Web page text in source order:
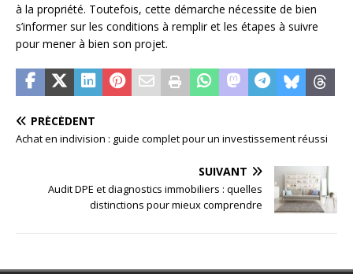
à la propriété. Toutefois, cette démarche nécessite de bien
s’informer sur les conditions à remplir et les étapes à suivre
pour mener à bien son projet.
PRÉCÉDENT
Achat en indivision : guide complet pour un investissement réussi
SUIVANT
Audit DPE et diagnostics immobiliers : quelles
distinctions pour mieux comprendre